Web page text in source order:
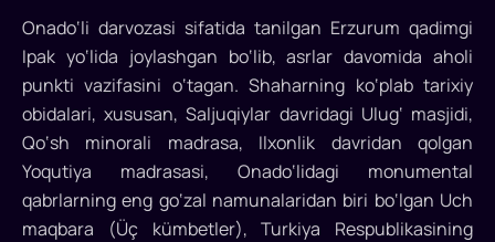
Iqtisodiy
hamkorlik
tashkilotining
2025
yilgi
turizm
poytaxti
sifatida...
Onado‘li darvozasi sifatida tanilgan Erzurum qadimgi
Ipak yo‘lida joylashgan bo‘lib, asrlar davomida aholi
punkti vazifasini o‘tagan. Shaharning ko‘plab tarixiy
obidalari, xususan, Saljuqiylar davridagi Ulug‘ masjidi,
Qo‘sh minorali madrasa, Ilxonlik davridan qolgan
Yoqutiya madrasasi, Onado‘lidagi monumental
qabrlarning eng go‘zal namunalaridan biri bo‘lgan Uch
maqbara (Üç kümbetler), Turkiya Respublikasining